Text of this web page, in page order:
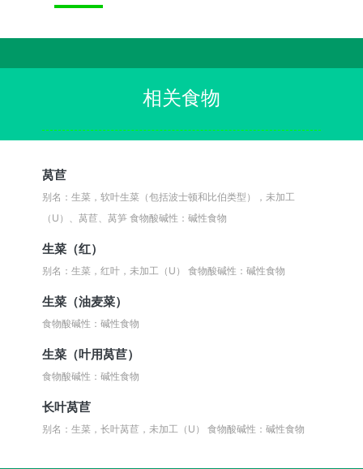
相关食物
莴苣
别名：生菜，软叶生菜（包括波士顿和比伯类型），未加工
（U）、莴苣、莴笋食物酸碱性：碱性食物
生菜（红）
别名：生菜，红叶，未加工（U）食物酸碱性：碱性食物
生菜（油麦菜）
食物酸碱性：碱性食物
生菜（叶用莴苣）
食物酸碱性：碱性食物
长叶莴苣
别名：生菜，长叶莴苣，未加工（U）食物酸碱性：碱性食物